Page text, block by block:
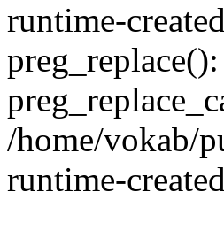
runtime-
/home/vokab/
runtime-